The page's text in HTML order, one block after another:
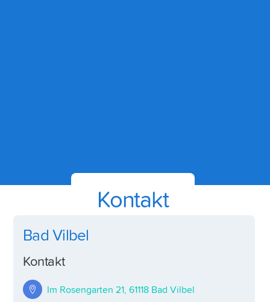
Kontakt
Bad Vilbel
Kontakt
Im Rosengarten 21, 61118 Bad Vilbel